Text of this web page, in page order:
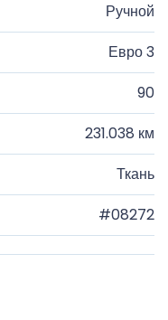
Ручной
Евро 3
90
231.038 км
Ткань
#08272